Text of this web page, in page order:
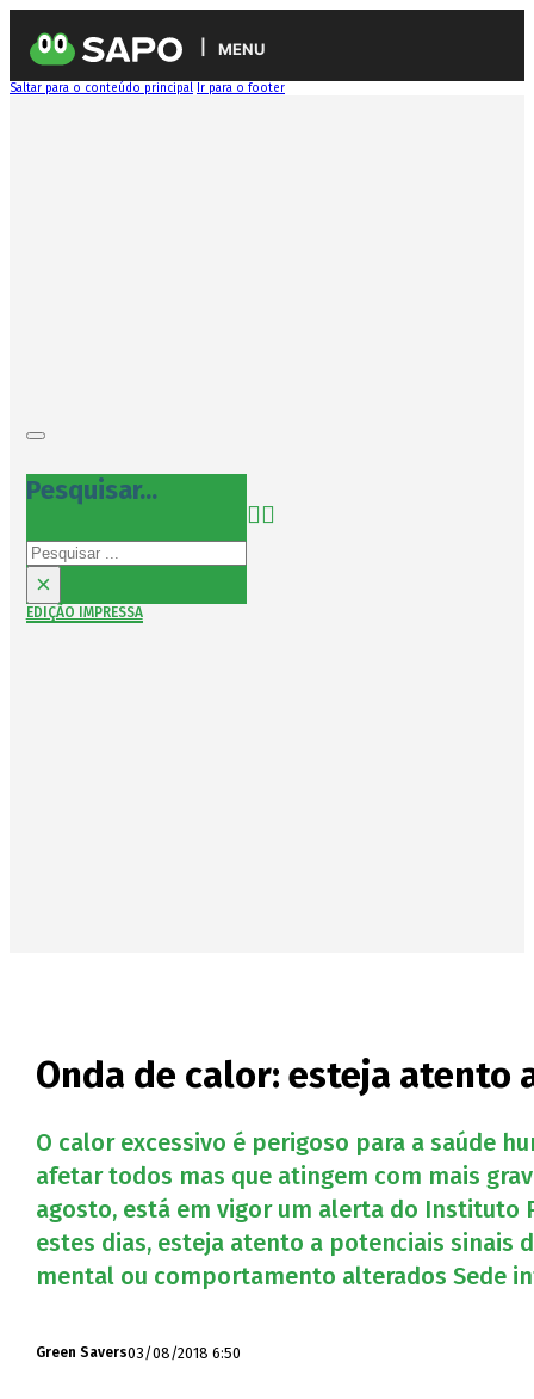
MENU
Saltar para o conteúdo principal Ir para o footer
Pesquisar...
Pesquisar
×
EDIÇÃO IMPRESSA
Onda de calor: esteja atento
O calor excessivo é perigoso para a saúde
afetar todos mas que atingem com mais
agosto, está em vigor um alerta do Instituto
estes dias, esteja atento a potenciais sinais
mental ou comportamento alterados Sede
Green Savers03/08/2018 6:50